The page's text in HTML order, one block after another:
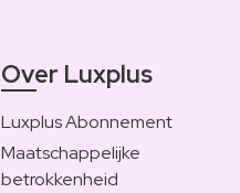
Over Luxplus
Luxplus Abonnement
Maatschappelijke
betrokkenheid